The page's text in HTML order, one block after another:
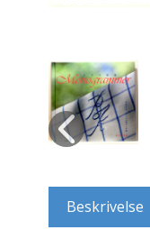
Hus / Have
Husdyr
Jernbaner
Beskrivelse